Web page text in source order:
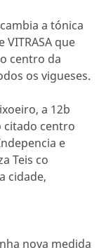
a tónica
que
centro da
os vigueses.
a 12b
citado centro
e
Teis co
cidade,
nova medida